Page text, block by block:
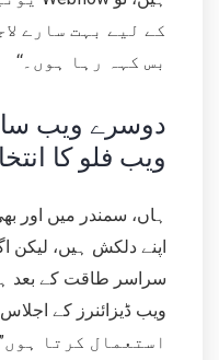
کے لیے بہت سارے
بس کہہ رہا ہوں۔‘‘
دوسرے ویب
ویب فلو کا
ہاں، سمندر میں اور
اپنے دلکش ہیں، لیکن
استعمال کرتا